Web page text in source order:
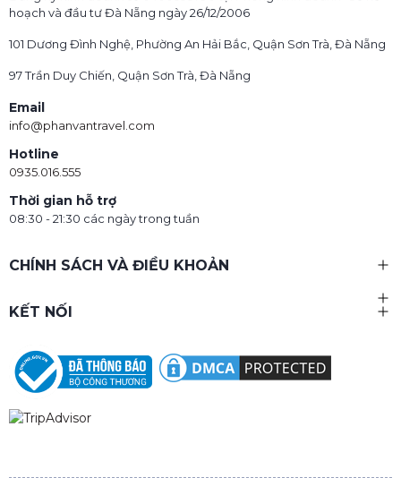
hoạch và đầu tư Đà Nẵng ngày 26/12/2006
101 Dương Đình Nghệ, Phường An Hải Bắc, Quận Sơn Trà, Đà Nẵng
97 Trần Duy Chiến, Quận Sơn Trà, Đà Nẵng
Email
info@phanvantravel.com
Hotline
0935.016.555
Thời gian hỗ trợ
08:30 - 21:30 các ngày trong tuần
CHÍNH SÁCH VÀ ĐIỀU KHOẢN
KẾT NỐI